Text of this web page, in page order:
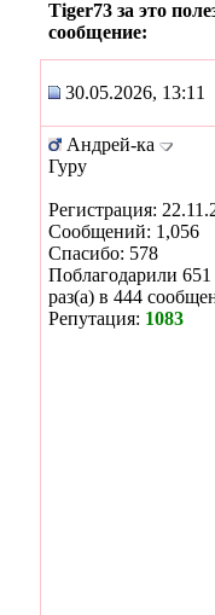
Tiger73 за это
сообщение:
30.05.2026, 13:11
Андрей-ка
Гуру
Регистрация:
Сообщений: 1,056
Спасибо: 578
Поблагодарили 651
раз(а) в 444
Репутация: 1083